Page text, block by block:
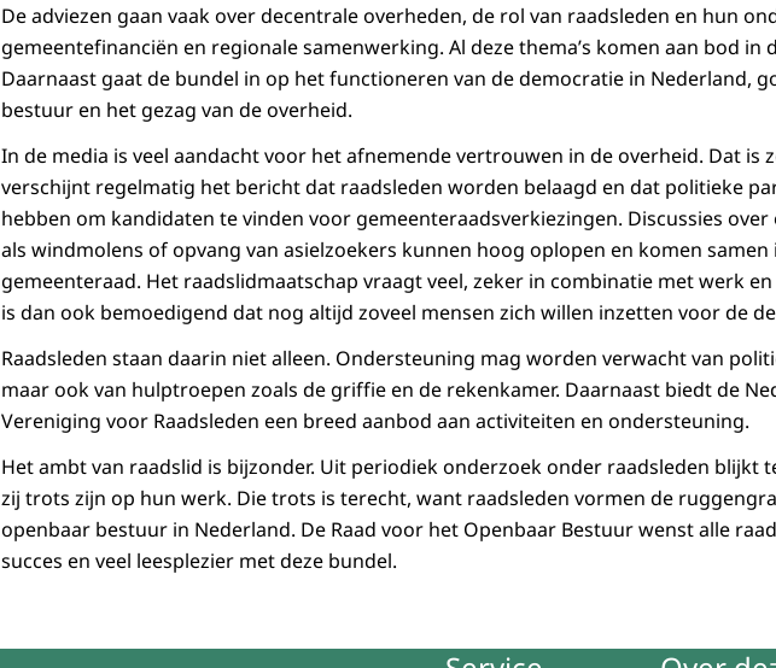
De adviezen gaan vaak over decentrale overheden, de rol van raadsleden en hun
gemeentefinanciën en regionale samenwerking. Al deze thema’s komen aan bod in
Daarnaast gaat de bundel in op het functioneren van de democratie in Nederland,
bestuur en het gezag van de overheid.
In de media is veel aandacht voor het afnemende vertrouwen in de overheid. Dat is
verschijnt regelmatig het bericht dat raadsleden worden belaagd en dat politieke
hebben om kandidaten te vinden voor gemeenteraadsverkiezingen. Discussies
als windmolens of opvang van asielzoekers kunnen hoog oplopen en komen samen
gemeenteraad. Het raadslidmaatschap vraagt veel, zeker in combinatie met werk
is dan ook bemoedigend dat nog altijd zoveel mensen zich willen inzetten voor de
Raadsleden staan daarin niet alleen. Ondersteuning mag worden verwacht van
maar ook van hulptroepen zoals de griffie en de rekenkamer. Daarnaast biedt de
Vereniging voor Raadsleden een breed aanbod aan activiteiten en ondersteuning.
Het ambt van raadslid is bijzonder. Uit periodiek onderzoek onder raadsleden blijkt
zij trots zijn op hun werk. Die trots is terecht, want raadsleden vormen de
openbaar bestuur in Nederland. De Raad voor het Openbaar Bestuur wenst alle
succes en veel leesplezier met deze bundel.